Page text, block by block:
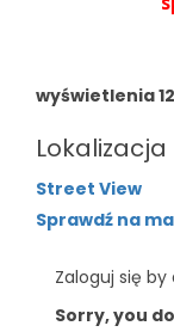
wyświetlenia
Lokalizacja
Street View
Sprawdź na
Zaloguj się
Sorry, you